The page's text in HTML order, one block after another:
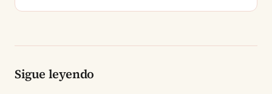
Sigue leyendo